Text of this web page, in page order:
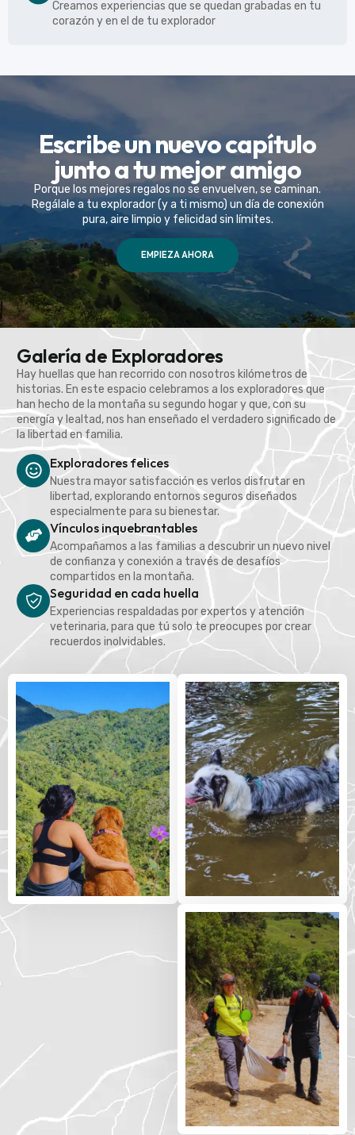
Creamos experiencias que se quedan grabadas en tu
corazón y en el de tu explorador
Escribe un nuevo capítulo
junto a tu mejor amigo
Porque los mejores regalos no se envuelven, se caminan.
Regálale a tu explorador (y a ti mismo) un día de conexión
pura, aire limpio y felicidad sin límites.
EMPIEZA AHORA
Galería de Exploradores
Hay huellas que han recorrido con nosotros kilómetros de
historias. En este espacio celebramos a los exploradores que
han hecho de la montaña su segundo hogar y que, con su
energía y lealtad, nos han enseñado el verdadero significado de
la libertad en familia.
Exploradores felices
Nuestra mayor satisfacción es verlos disfrutar en
libertad, explorando entornos seguros diseñados
especialmente para su bienestar.
Vínculos inquebrantables
Acompañamos a las familias a descubrir un nuevo nivel
de confianza y conexión a través de desafíos
compartidos en la montaña.
Seguridad en cada huella
Experiencias respaldadas por expertos y atención
veterinaria, para que tú solo te preocupes por crear
recuerdos inolvidables.